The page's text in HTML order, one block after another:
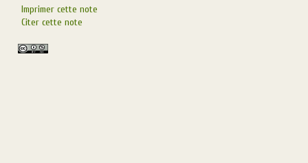
Imprimer cette note
Citer cette note